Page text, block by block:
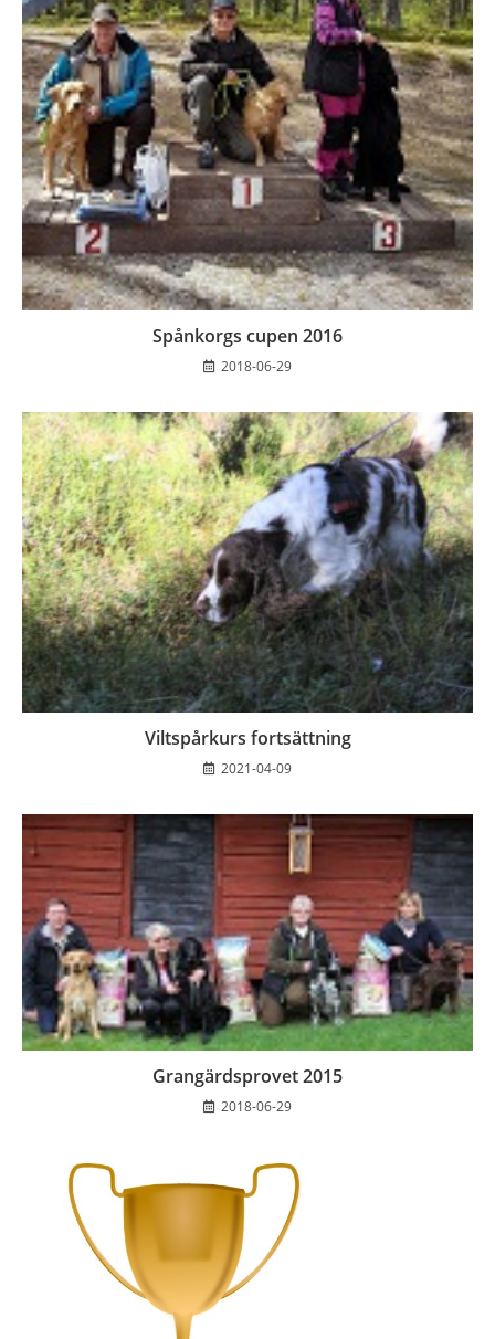
Spånkorgs cupen 2016
2018-06-29
Viltspårkurs fortsättning
2021-04-09
Grangärdsprovet 2015
2018-06-29